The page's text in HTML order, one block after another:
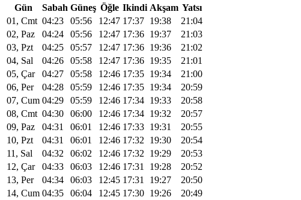
Gün Sabah Güneş Öğle Ikindi Akşam Yatsı
01, Cmt 04:23 05:56 12:47 17:37 19:38
21:04
02, Paz
04:24 05:56 12:47 17:36 19:37
21:03
03, Pzt
04:25 05:57 12:47 17:36 19:36
21:02
04, Sal
04:26 05:58 12:47 17:36 19:35
21:01
05, Çar
04:27 05:58 12:46 17:35 19:34
21:00
06, Per
04:28 05:59 12:46 17:35 19:34
20:59
07, Cum 04:29 05:59 12:46 17:34 19:33
20:58
08, Cmt 04:30 06:00 12:46 17:34 19:32
20:57
09, Paz
04:31 06:01 12:46 17:33 19:31
20:55
10, Pzt
04:31 06:01 12:46 17:32 19:30
20:54
11, Sal
04:32 06:02 12:46 17:32 19:29
20:53
12, Çar
04:33 06:03 12:46 17:31 19:28
20:52
13, Per
04:34 06:03 12:45 17:31 19:27
20:50
14, Cum 04:35 06:04 12:45 17:30 19:26
20:49